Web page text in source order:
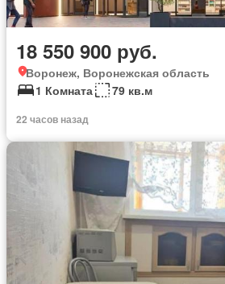
18 550 900 руб.
Воронеж, Воронежская область
1 Комната
79 кв.м
22 часов назад